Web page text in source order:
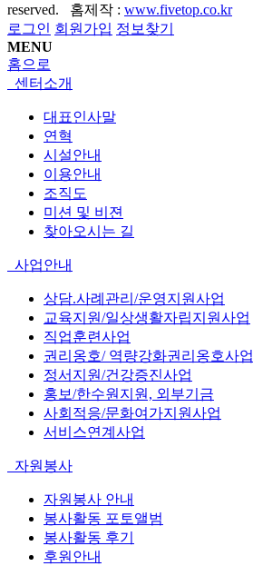
reserved. 홈제작 : www.fivetop.co.kr
로그인 회원가입 정보찾기
MENU
홈으로
센터소개
대표인사말
연혁
시설안내
이용안내
조직도
미션 및 비젼
찾아오시는 길
사업안내
상담.사례관리/운영지원사업
교육지원/일상생활자립지원사업
직업훈련사업
권리옹호/ 역량강화권리옹호사업
정서지원/건강증진사업
홍보/한수원지원, 외부기금
사회적응/문화여가지원사업
서비스연계사업
자원봉사
자원봉사 안내
봉사활동 포토앨범
봉사활동 후기
후원안내